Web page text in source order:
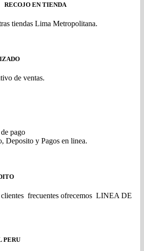
RECOJO EN TIENDA
tiendas Lima Metropolitana.
de ventas.
pago
Deposito y Pagos en linea.
clientes frecuentes ofrecemos LINEA DE
PERU